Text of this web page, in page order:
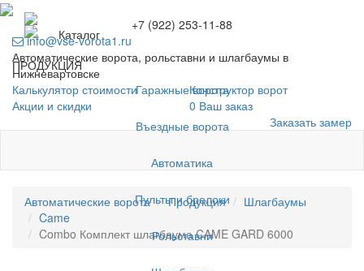
Каталог
ПРОДУКЦИЯ
Гаражные ворота
Въездные ворота
Автоматика
Пульты и брелоки
Рольставни
+7 (922) 253-11-88
info@vse-vorota1.ru
Автоматические ворота, рольставни и шлагбаумы в
Нижневартовске
Калькулятор стоимости
Конструктор ворот
Акции и скидки
0 Ваш заказ
Заказать замер
Автоматические ворота Продукция
Шлагбаумы
Came
Combo Комплект шлагбаума CAME GARD 6000